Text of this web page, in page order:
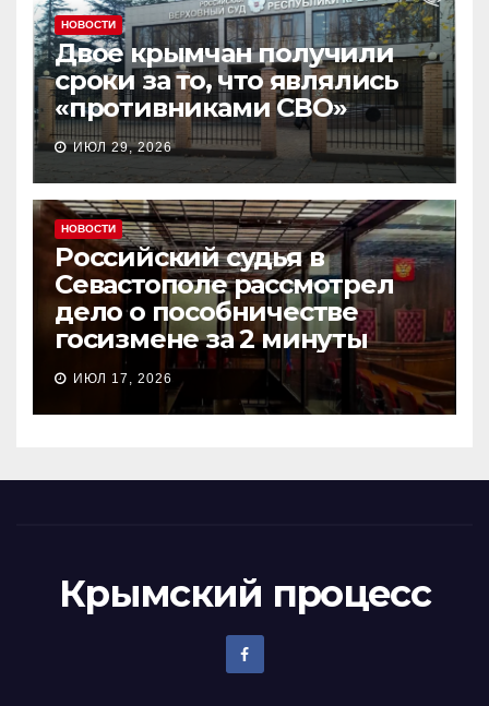
НОВОСТИ
Двое крымчан получили
сроки за то, что являлись
«противниками СВО»
ИЮЛ 29, 2026
НОВОСТИ
Российский судья в
Севастополе рассмотрел
дело о пособничестве
госизмене за 2 минуты
ИЮЛ 17, 2026
Крымский процесс